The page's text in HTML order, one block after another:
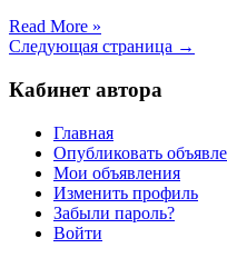
Read More »
Следующая страница →
Кабинет автора
Главная
Опубликовать
Мои объявления
Изменить профиль
Забыли пароль?
Войти